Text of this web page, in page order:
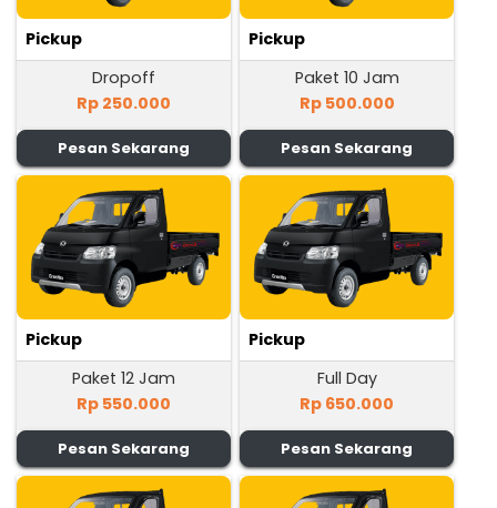
Pickup
Dropoff
Rp 250.000
Pesan Sekarang
Pickup
Paket 10 Jam
Rp 500.000
Pesan Sekarang
Pickup
Paket 12 Jam
Rp 550.000
Pesan Sekarang
Pickup
Full Day
Rp 650.000
Pesan Sekarang